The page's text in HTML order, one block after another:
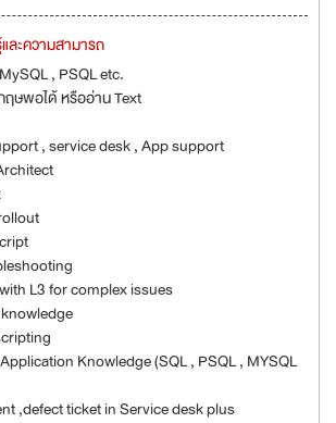
ะความสามารถ
, PSQL etc.
ษพอได้ หรืออ่าน Text
, service desk , App support
L3 for complex issues
Knowledge (SQL , PSQL , MYSQL
,defect ticket in Service desk plus